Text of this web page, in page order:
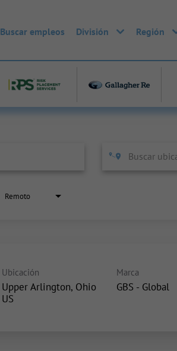
Buscar empleos División Región
Remoto
Ubicación
Upper Arlington, Ohio
Marca
GBS - Global